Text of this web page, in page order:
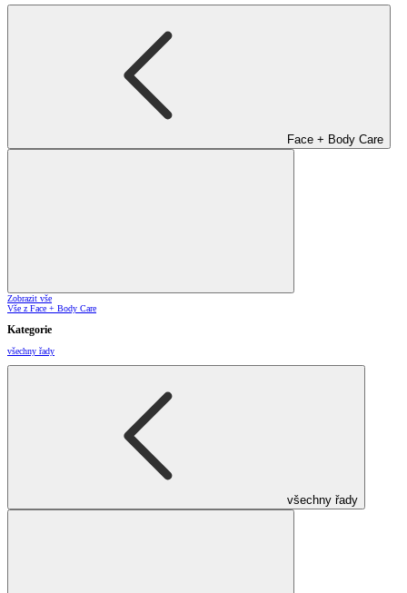
Face + Body Care
Zobrazit vše
Vše z Face + Body Care
Kategorie
všechny řady
všechny řady